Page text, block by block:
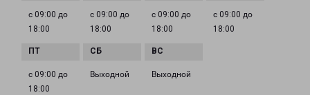
с 09:00 до
18:00
с 09:00 до
18:00
с 09:00 до
18:00
с 09:00 до
18:00
с 09:00 до
18:00
Выходной Выходной